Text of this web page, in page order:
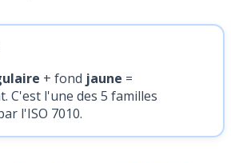
+ fond jaune =
C'est l'une des 5 familles
l'ISO 7010.